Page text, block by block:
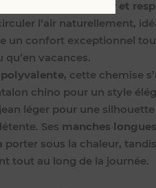
voile de coton léger et
l’air naturellement,
un confort exceptionnel
vacances.
, cette chemise
chino pour un style
léger pour une
Ses manches
porter sous la chaleur,
tout au long de la journée.